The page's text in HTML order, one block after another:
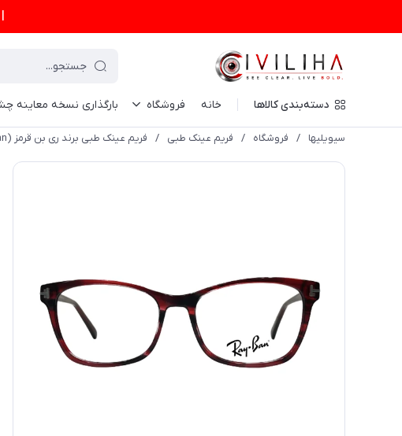
دسته‌بندی کالاها خانه فروشگاه بارگذاری نسخه معاینه
سیویلیها / فروشگاه / فریم عینک طبی / فریم عینک طبی برند ری بن قرمز (Ray Ban) مدل FT5613